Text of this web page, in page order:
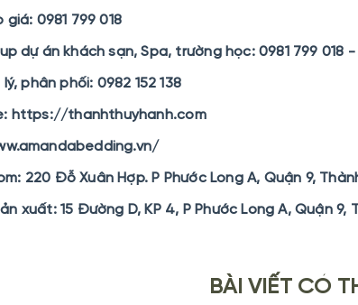
giá: 0981 799 018
dự án khách sạn, Spa, trường học: 0981 799 018 -
phân phối: 0982 152 138
https://thanhthuyhanh.com
220 Đỗ Xuân Hợp. P Phước Long A, Quận 9,
xuất: 15 Đường D, KP 4, P Phước Long A, Quận 9,
BÀI VIẾT CÓ